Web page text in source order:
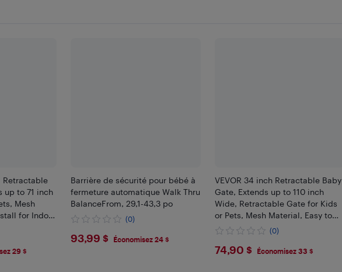
Retractable
up to 71 inch
Mesh
for Indoor
29 $
Barrière de sécurité pour bébé à
fermeture automatique Walk Thru
BalanceFrom, 29,1-43,3 po
(0)
$93.99
93,99 $ Économisez 24 $
VEVOR 34 inch Retractable Baby
Gate, Extends up to 110 inch
Wide, Retractable Gate for Kids
or Pets, Mesh Material, Easy to
Install for Indoor Stairs,
(0)
$74.9
74,90 $ Économisez 33 $